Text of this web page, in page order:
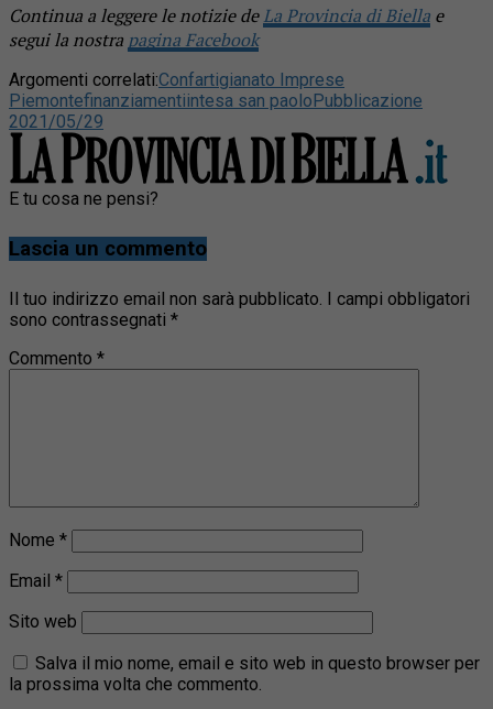
Continua a leggere le notizie deLa Provincia di Biella e
segui la nostra pagina Facebook
Argomenti correlati:Confartigianato Imprese
Piemontefinanziamentiintesa san paoloPubblicazione
2021/05/29
E tu cosa ne pensi?
Lascia un commento
Il tuo indirizzo email non sarà pubblicato. I campi obbligatori
sono contrassegnati *
Commento *
Nome *
Email *
Sito web
Salva il mio nome, email e sito web in questo browser per
la prossima volta che commento.